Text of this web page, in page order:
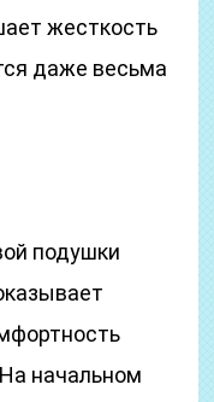
жесткость
даже весьма
подушки
начальном